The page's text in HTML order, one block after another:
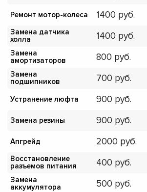
Ремонт мотор-колеса 1400
Замена датчика
холла
1400
Замена
амортизаторов
800
Замена
подшипников
700
Устранение люфта 900
Замена резины 900
Апгрейд 2000
Восстановление
разъемов питания
400
Замена
аккумулятора
500